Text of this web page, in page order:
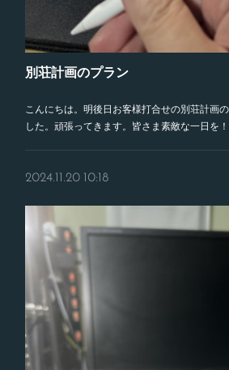
別荘計画のプラン
こんにちは。明後日お客様打合せの別荘計画
した。頑張ってきます。皆さま素敵な一日を！
2024.11.20 10:18